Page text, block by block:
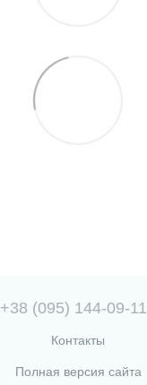
+38 (095) 144-09-11
Контакты
Полная версия сайта